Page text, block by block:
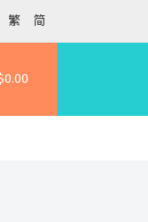
繁 简